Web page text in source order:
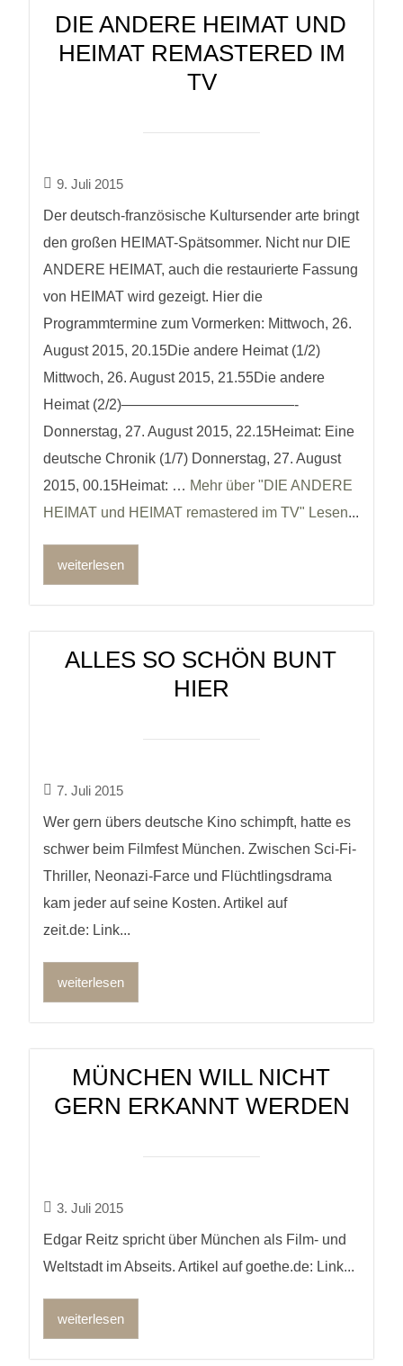
DIE ANDERE HEIMAT UND
HEIMAT REMASTERED IM
TV
9. Juli 2015
Der deutsch-französische Kultursender arte bringt
den großen HEIMAT-Spätsommer. Nicht nur DIE
ANDERE HEIMAT, auch die restaurierte Fassung
von HEIMAT wird gezeigt. Hier die
Programmtermine zum Vormerken: Mittwoch, 26.
August 2015, 20.15Die andere Heimat (1/2)
Mittwoch, 26. August 2015, 21.55Die andere
Heimat (2/2)————————————-
Donnerstag, 27. August 2015, 22.15Heimat: Eine
deutsche Chronik (1/7) Donnerstag, 27. August
2015, 00.15Heimat: … Mehr über "DIE ANDERE
HEIMAT und HEIMAT remastered im TV" Lesen...
weiterlesen
ALLES SO SCHÖN BUNT
HIER
7. Juli 2015
Wer gern übers deutsche Kino schimpft, hatte es
schwer beim Filmfest München. Zwischen Sci-Fi-
Thriller, Neonazi-Farce und Flüchtlingsdrama
kam jeder auf seine Kosten. Artikel auf
zeit.de: Link...
weiterlesen
MÜNCHEN WILL NICHT
GERN ERKANNT WERDEN
3. Juli 2015
Edgar Reitz spricht über München als Film- und
Weltstadt im Abseits. Artikel auf goethe.de: Link...
weiterlesen